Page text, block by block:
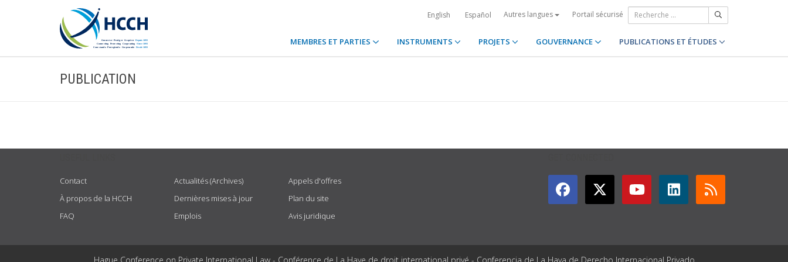
English Español Autres langues Portail sécurisé
MEMBRES ET PARTIES INSTRUMENTS PROJETS GOUVERNANCE PUBLICATIONS ET ÉTUDES
PUBLICATION
Contact
À propos de la HCCH
FAQ
Actualités (Archives)
Dernières mises à jour
Emplois
Appels d'offres
Plan du site
Avis juridique